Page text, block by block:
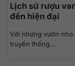
Lịch sử rượu
đến hiện đại
Với những vườn
truyền thống...